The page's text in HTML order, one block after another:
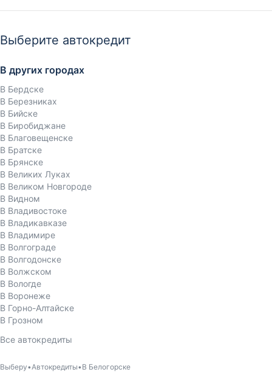
Выберите автокредит
В других городах
В Бердске
В Березниках
В Бийске
В Биробиджане
В Благовещенске
В Братске
В Брянске
В Великих Луках
В Великом Новгороде
В Видном
В Владивостоке
В Владикавказе
В Владимире
В Волгограде
В Волгодонске
В Волжском
В Вологде
В Воронеже
В Горно-Алтайске
В Грозном
Все автокредиты
Выберу Автокредиты В Белогорске